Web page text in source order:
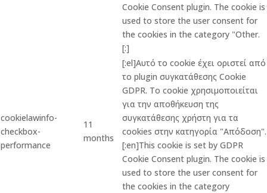
Cookie Consent plugin. The cookie is
used to store the user consent for
the cookies in the category "Other.
[:]
cookielawinfo-
checkbox-
performance
11
months
[:el]Αυτό το cookie έχει οριστεί από
το plugin συγκατάθεσης Cookie
GDPR. Το cookie χρησιμοποιείται
για την αποθήκευση της
συγκατάθεσης χρήστη για τα
cookies στην κατηγορία "Απόδοση".
[:en]This cookie is set by GDPR
Cookie Consent plugin. The cookie is
used to store the user consent for
the cookies in the category